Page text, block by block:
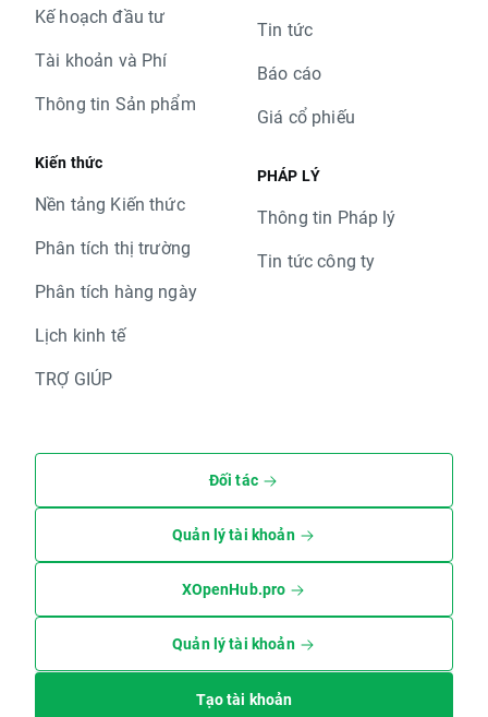
Kế hoạch đầu tư
Tài khoản và Phí
Thông tin Sản phẩm
Kiến thức
Nền tảng Kiến thức
Phân tích thị trường
Phân tích hàng ngày
Lịch kinh tế
TRỢ GIÚP
Tin tức
Báo cáo
Giá cổ phiếu
PHÁP LÝ
Thông tin Pháp lý
Tin tức công ty
Đối tác
Quản lý tài khoản
XOpenHub.pro
Quản lý tài khoản
Tạo tài khoản